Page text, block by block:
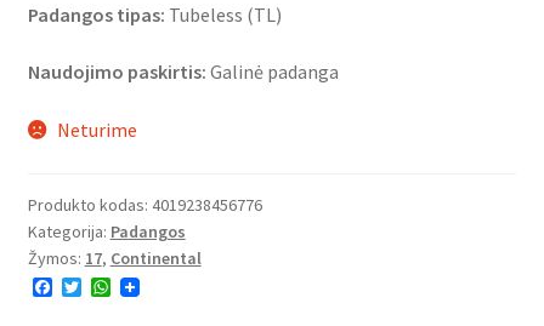
Padangos tipas: Tubeless (TL)
Naudojimo paskirtis: Galinė padanga
Neturime
Produkto kodas: 4019238456776
Kategorija: Padangos
Žymos: 17, Continental
F
T
W